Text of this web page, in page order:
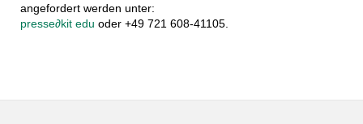
angefordert werden unter:
presse∂kit edu oder +49 721 608-41105.